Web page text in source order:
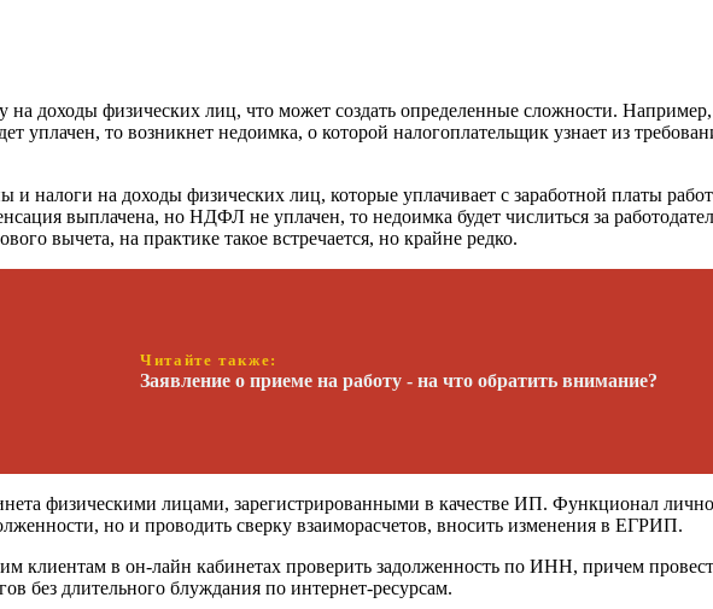
на доходы физических лиц, что может создать определенные сложности.
уплачен, то возникнет недоимка, о которой налогоплательщик узнает из
и налоги на доходы физических лиц, которые уплачивает с заработной платы
выплачена, но НДФЛ не уплачен, то недоимка будет числиться за
вычета, на практике такое встречается, но крайне редко.
Читайте также:
Заявление о приеме на работу - на что обратить внимание?
физическими лицами, зарегистрированными в качестве ИП. Функционал
но и проводить сверку взаиморасчетов, вносить изменения в ЕГРИП.
клиентам в он-лайн кабинетах проверить задолженность по ИНН, причем
без длительного блуждания по интернет-ресурсам.